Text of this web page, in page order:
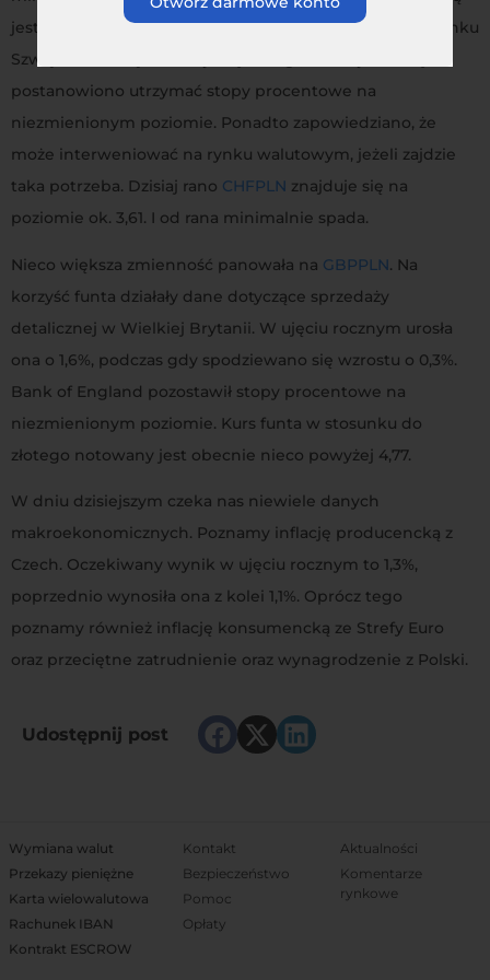
jest komunikat płynący z SNB. Według Narodowego Banku
Szwajcarii frank jest wciąż zbyt drogi, w związku z czym
postanowiono utrzymać stopy procentowe na
niezmienionym poziomie. Ponadto zapowiedziano, że
może interweniować na rynku walutowym, jeżeli zajdzie
taka potrzeba. Dzisiaj rano CHFPLN znajduje się na
poziomie ok. 3,61. I od rana minimalnie spada.
Nieco większa zmienność panowała na GBPPLN. Na
korzyść funta działały dane dotyczące sprzedaży
detalicznej w Wielkiej Brytanii. W ujęciu rocznym urosła
ona o 1,6%, podczas gdy spodziewano się wzrostu o 0,3%.
Bank of England pozostawił stopy procentowe na
niezmienionym poziomie. Kurs funta w stosunku do
złotego notowany jest obecnie nieco powyżej 4,77.
W dniu dzisiejszym czeka nas niewiele danych
makroekonomicznych. Poznamy inflację producencką z
Czech. Oczekiwany wynik w ujęciu rocznym to 1,3%,
poprzednio wynosiła ona z kolei 1,1%. Oprócz tego
poznamy również inflację konsumencką ze Strefy Euro
oraz przeciętne zatrudnienie oraz wynagrodzenie z Polski.
Udostępnij post
Wymiana walut
Przekazy pieniężne
Karta wielowalutowa
Rachunek IBAN
Kontrakt ESCROW
Kontakt
Bezpieczeństwo
Pomoc
Opłaty
Aktualności
Komentarze
rynkowe